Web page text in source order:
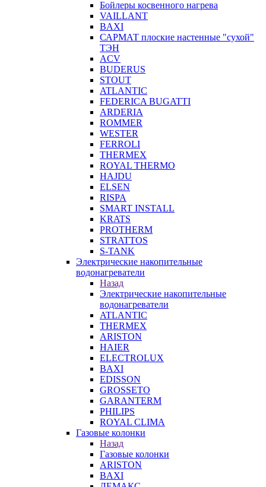
Бойлеры косвенного нагрева
VAILLANT
BAXI
САРМАТ плоские настенные "сухой"
ТЭН
ACV
BUDERUS
STOUT
ATLANTIC
FEDERICA BUGATTI
ARDERIA
ROMMER
WESTER
FERROLI
THERMEX
ROYAL THERMO
HAJDU
ELSEN
RISPA
SMART INSTALL
KRATS
PROTHERM
STRATTOS
S-TANK
Электрические накопительные
водонагреватели
Назад
Электрические накопительные
водонагреватели
ATLANTIC
THERMEX
ARISTON
HAIER
ELECTROLUX
BAXI
EDISSON
GROSSETO
GARANTERM
PHILIPS
ROYAL CLIMA
Газовые колонки
Назад
Газовые колонки
ARISTON
BAXI